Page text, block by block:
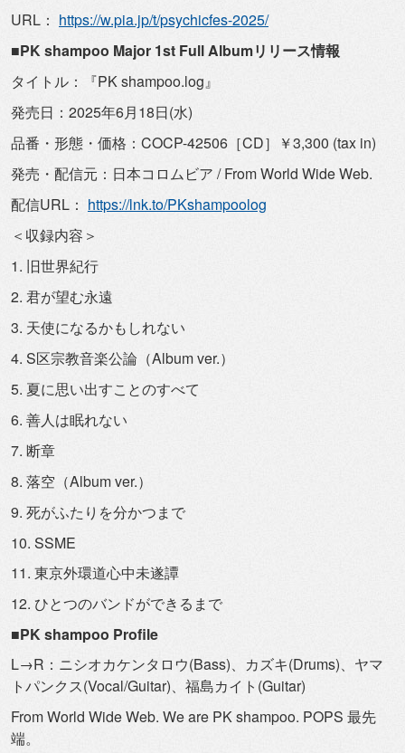
URL： https://w.pia.jp/t/psychicfes-2025/
■PK shampoo Major 1st Full Albumリリース情報
タイトル：『PK shampoo.log』
発売日：2025年6月18日(水)
品番・形態・価格：COCP-42506［CD］￥3,300 (tax in)
発売・配信元：日本コロムビア / From World Wide Web.
配信URL： https://lnk.to/PKshampoolog
＜収録内容＞
1. 旧世界紀行
2. 君が望む永遠
3. 天使になるかもしれない
4. S区宗教音楽公論（Album ver.）
5. 夏に思い出すことのすべて
6. 善人は眠れない
7. 断章
8. 落空（Album ver.）
9. 死がふたりを分かつまで
10. SSME
11. 東京外環道心中未遂譚
12. ひとつのバンドができるまで
■PK shampoo Profile
L→R：ニシオカケンタロウ(Bass)、カズキ(Drums)、ヤマ
トパンクス(Vocal/Guitar)、福島カイト(Guitar)
From World Wide Web. We are PK shampoo. POPS 最先
端。